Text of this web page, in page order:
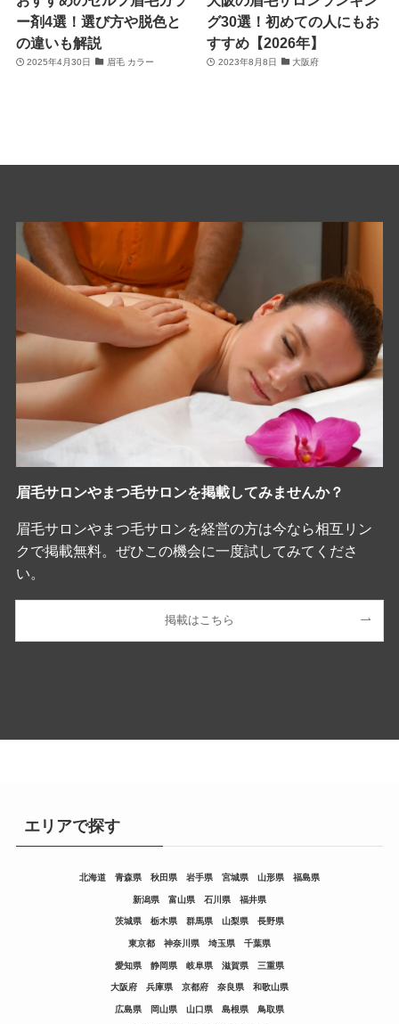
ー剤4選！選び方や脱色と
の違いも解説
2025年4月30日 眉毛 カラー
グ30選！初めての人にもお
すすめ【2026年】
2023年8月8日 大阪府
眉毛サロンやまつ毛サロンを掲載してみませんか？
眉毛サロンやまつ毛サロンを経営の方は今なら相互リン
クで掲載無料。ぜひこの機会に一度試してみてくださ
い。
掲載はこちら
エリアで探す
北海道 青森県 秋田県 岩手県 宮城県 山形県 福島県
新潟県 富山県 石川県 福井県
茨城県 栃木県 群馬県 山梨県 長野県
東京都 神奈川県 埼玉県 千葉県
愛知県 静岡県 岐阜県 滋賀県 三重県
大阪府 兵庫県 京都府 奈良県 和歌山県
広島県 岡山県 山口県 島根県 鳥取県